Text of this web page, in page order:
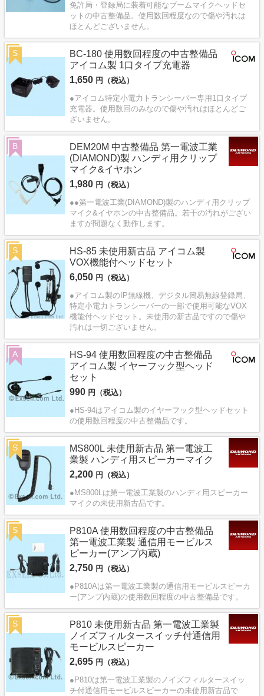
免許局・登録局に装着可能なブームマイクヘッドセ
ットの中古整備品。使用数回程度なので傷や汚れは
ほとんどございません。
BC-180 使用数回程度の中古整備品
アイコム製 1口タイプ充電器
1,650 円（税込）
●アイコム特定小電力トランシーバー専用1口タイプ
充電器。使用数回のみなので傷や汚れはほとんどご
ざいません。
S
DEM20M 中古整備品 第一電波工業
(DIAMOND)製 ハンディ用クリップ
マイク&イヤホン
1,980 円（税込）
●●第一電波工業(DIAMOND)製のハンディ用クリップ
マイク&イヤホンの中古整備品。若干の汚れがござい
ますが問題なく動作します。
B
HS-85 未使用新古品 アイコム製
VOX機能付ヘッドセット
6,050 円（税込）
●アイコム製のIP無線機、デジタル簡易無線登録局、
特定小電力トランシーバーの一部で使用可能なVOX
機能付ヘッドセット。未使用の新古品ですので傷や
汚れは一切ございません。
S
HS-94 使用数回程度の中古整備品
アイコム製 イヤーフック型ヘッド
セット
990 円（税込）
●HS-94はアイコム製のイヤーフック型ヘッドセット
の使用数回程度の中古整備品です。
A
MS800L 未使用新古品 第一電波工
業製 ハンディ用スピーカーマイク
2,200 円（税込）
●MS800Lは第一電波工業製のハンディ用スピーカー
マイクの未使用新古品です。
S
P810A 使用数回程度の中古整備品
第一電波工業製 通信用モービルス
ピーカー(アンプ内蔵)
2,750 円（税込）
●P810Aは第一電波工業製の通信用モービルスピーカ
ー(アンプ内蔵)の使用数回程度の中古整備品です。
S
P810 未使用新古品 第一電波工業製
ノイズフィルタースイッチ付通信用
モービルスピーカー
2,695 円（税込）
●P810は第一電波工業製のノイズフィルタースイッ
チ付通信用モービルスピーカーの未使用新古品で
S